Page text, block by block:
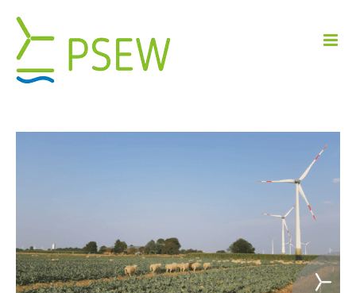
zawartości